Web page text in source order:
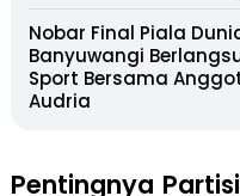
Nobar Final Piala
Banyuwangi
Sport Bersama
Audria
Pentingnya